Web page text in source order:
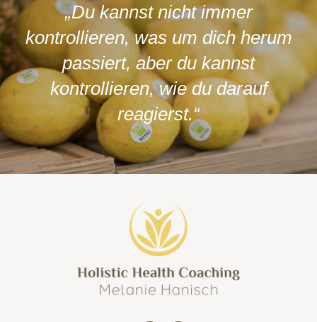
„Du kannst nicht immer
kontrollieren, was um dich herum
passiert, aber du kannst
kontrollieren, wie du darauf
reagierst.“